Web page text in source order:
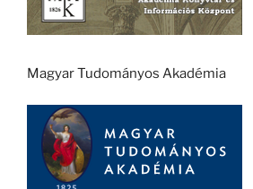
Magyar Tudományos Akadémia